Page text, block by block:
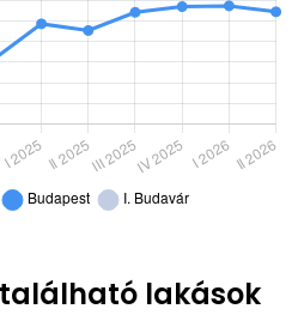
lakások